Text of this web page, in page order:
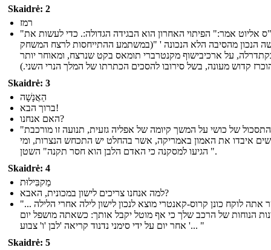
Skaidrė: 2
רמז
"כמו ת"ס אליוט אמר:" הפיתוי האחרון הוא הבגידה הגדולה:. כדי לעשות את
הנכון מהסיבה הלא הנכונה ' "(במשתמע ההתייחסות לרצח המשחק
על ארכיבישוף מקנטרברי תומאס בקט שנרצח, ומאוחר יותר
קדוש מעונה, בשל סירובו להסכים הכתרתו של המלך הנרי השני.)
Skaidrė: 3
הַאֲנָשָׁה
ברוך הבא!
האם אנחנו?
"ניזון התסכול של כושי על המשך קיומה של אפליה גזעית, תנועה זו מורכבת
איבדו את האמון באמריקה, אשר בהחלט יש התכחש הנצרות, ומי
הגיעו למסקנה כי האדם הלבן הוא חסר תקנה" השטן ".
Skaidrė: 4
מַקבִּילוּת
למה אנחנו צריכים לישון במכונית, האבא?
"... כאשר אתה לוקח כונן קרוס-קאנטרי מוצא לנכון לישון לילה אחרי הלילה
הנוחות של הרכב שלך כי אף מוטל יקבל אותך: כשאתה מושפל יום
אחר יום על ידי סימני נדנוד קריאה 'לבן 'ו' צבוע '... "
Skaidrė: 5